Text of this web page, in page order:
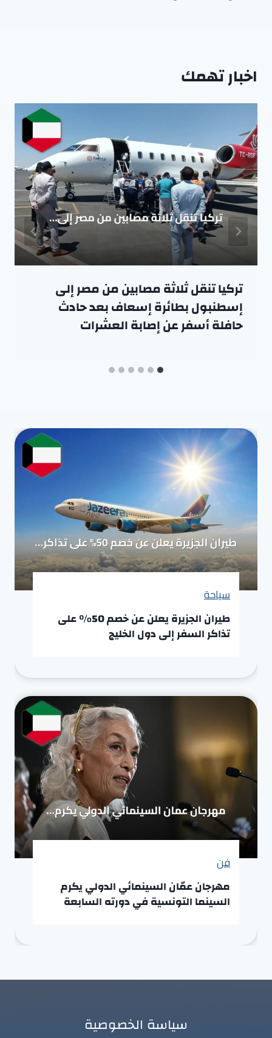
اخبار تهمك
تركيا تنقل ثلاثة مصابين من مصر إلى
إسطنبول بطائرة إسعاف بعد حادث
حافلة أسفر عن إصابة العشرات
سياحة
طيران الجزيرة يعلن عن خصم 50% على
تذاكر السفر إلى دول الخليج
فن
مهرجان عمّان السينمائي الدولي يكرم
السينما التونسية في دورته السابعة
سياسة الخصوصية